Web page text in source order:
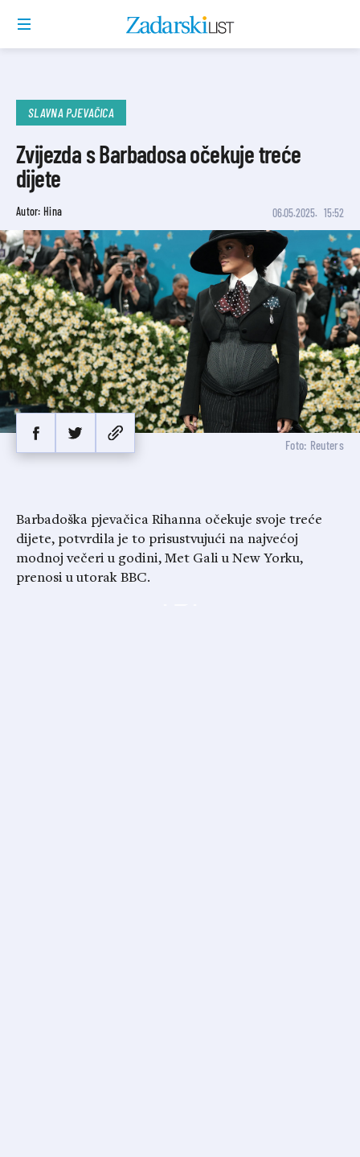
SLAVNA PJEVAČICA
Zvijezda s Barbadosa očekuje treće
dijete
Autor: Hina 06.05.2025. 15:52
Foto: Reuters
Barbadoška pjevačica Rihanna očekuje svoje treće
dijete, potvrdila je to prisustvujući na najvećoj
modnoj večeri u godini, Met Gali u New Yorku,
prenosi u utorak BBC.